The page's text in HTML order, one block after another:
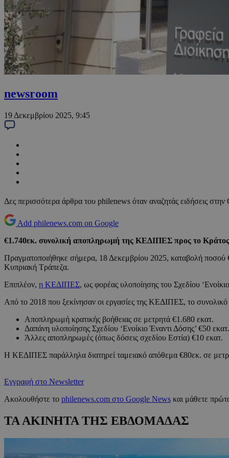
newsroom
19 Δεκεμβρίου 2025, 9:45
Δες περισσότερα άρθρα του philenews όταν αναζητάς ειδήσεις στην
Add philenews.com on Google
€1.740εκ. συνολική αποπληρωμή της ΚΕΔΙΠΕΣ προς το Κράτος
Πραγματοποιήθηκε σήμερα, 18 Δεκεμβρίου 2025, καταβολή ποσού
Κυπριακή Τράπεζα.
Επιπλέον, η ΚΕΔΙΠΕΣ, ως φορέας υλοποίησης του Σχεδίου
Από το 2018 που ξεκίνησαν οι εργασίες της ΚΕΔΙΠΕΣ, το
Αποπληρωμή κρατικής βοήθειας σε μετρητά €1.680 εκατ.
Δαπάνη υλοποίησης Σχεδίου ‘Ενοίκιο Έναντι Δόσης’ €50 εκατ.
Άλλες αποπληρωμές (όπως δόσεις σχεδίου Εστία) €10 εκατ.
Η ΚΕΔΙΠΕΣ παράλληλα διατηρεί ταμειακό απόθεμα €80εκ. σε
Εγγραφή στο Newsletter
Ακολουθήστε το philenews.com στο Google News και μάθετε
ΤΑ ΑΚΙΝΗΤΑ ΤΗΣ ΕΒΔΟΜΑΔΑΣ